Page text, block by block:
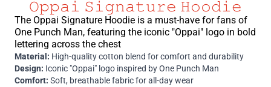
𝙾𝚙𝚙𝚊𝚒 𝚂𝚒𝚐𝚗𝚊𝚝𝚞𝚛𝚎 𝙷𝚘𝚘𝚍𝚒𝚎
The Oppai Signature Hoodie is a must-have for fans of
One Punch Man, featuring the iconic "Oppai" logo in bold
lettering across the chest
Material: High-quality cotton blend for comfort and durability
Design: Iconic "Oppai" logo inspired by One Punch Man
Comfort: Soft, breathable fabric for all-day wear